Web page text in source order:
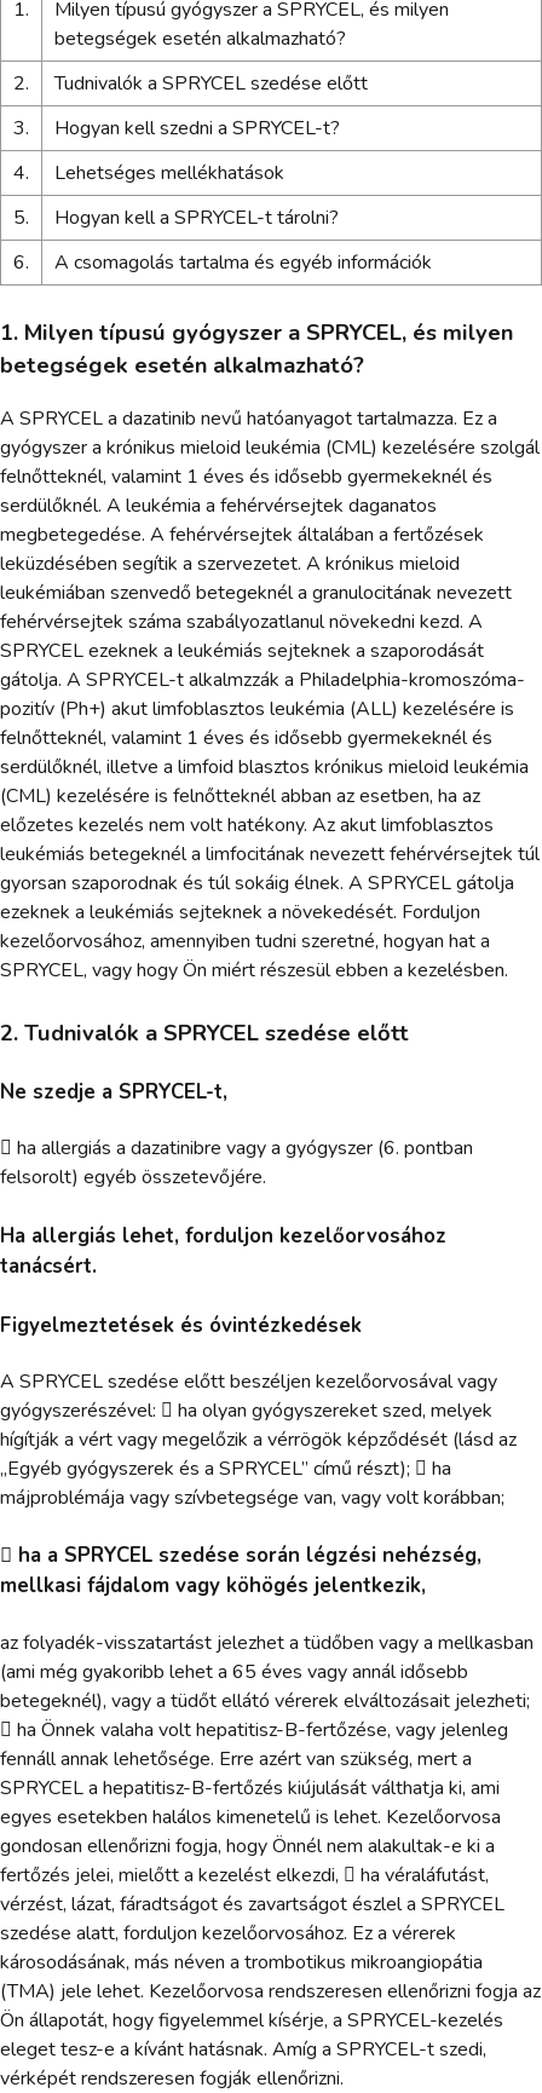
1.
Milyen típusú gyógyszer a SPRYCEL, és milyen
betegségek esetén alkalmazható?
2.
Tudnivalók a SPRYCEL szedése előtt
3.
Hogyan kell szedni a SPRYCEL-t?
4.
Lehetséges mellékhatások
5.
Hogyan kell a SPRYCEL-t tárolni?
6.
A csomagolás tartalma és egyéb információk
1. Milyen típusú gyógyszer a SPRYCEL, és milyen
betegségek esetén alkalmazható?
A SPRYCEL a dazatinib nevű hatóanyagot tartalmazza. Ez a
gyógyszer a krónikus mieloid leukémia (CML) kezelésére szolgál
felnőtteknél, valamint 1 éves és idősebb gyermekeknél és
serdülőknél. A leukémia a fehérvérsejtek daganatos
megbetegedése. A fehérvérsejtek általában a fertőzések
leküzdésében segítik a szervezetet. A krónikus mieloid
leukémiában szenvedő betegeknél a granulocitának nevezett
fehérvérsejtek száma szabályozatlanul növekedni kezd. A
SPRYCEL ezeknek a leukémiás sejteknek a szaporodását
gátolja. A SPRYCEL-t alkalmzzák a Philadelphia-kromoszóma-
pozitív (Ph+) akut limfoblasztos leukémia (ALL) kezelésére is
felnőtteknél, valamint 1 éves és idősebb gyermekeknél és
serdülőknél, illetve a limfoid blasztos krónikus mieloid leukémia
(CML) kezelésére is felnőtteknél abban az esetben, ha az
előzetes kezelés nem volt hatékony. Az akut limfoblasztos
leukémiás betegeknél a limfocitának nevezett fehérvérsejtek túl
gyorsan szaporodnak és túl sokáig élnek. A SPRYCEL gátolja
ezeknek a leukémiás sejteknek a növekedését. Forduljon
kezelőorvosához, amennyiben tudni szeretné, hogyan hat a
SPRYCEL, vagy hogy Ön miért részesül ebben a kezelésben.
2. Tudnivalók a SPRYCEL szedése előtt
Ne szedje a SPRYCEL-t,
 ha allergiás a dazatinibre vagy a gyógyszer (6. pontban
felsorolt) egyéb összetevőjére.
Ha allergiás lehet, forduljon kezelőorvosához
tanácsért.
Figyelmeztetések és óvintézkedések
A SPRYCEL szedése előtt beszéljen kezelőorvosával vagy
gyógyszerészével:  ha olyan gyógyszereket szed, melyek
hígítják a vért vagy megelőzik a vérrögök képződését (lásd az
„Egyéb gyógyszerek és a SPRYCEL” című részt);  ha
májproblémája vagy szívbetegsége van, vagy volt korábban;
 ha a SPRYCEL szedése során légzési nehézség,
mellkasi fájdalom vagy köhögés jelentkezik,
az folyadék-visszatartást jelezhet a tüdőben vagy a mellkasban
(ami még gyakoribb lehet a 65 éves vagy annál idősebb
betegeknél), vagy a tüdőt ellátó vérerek elváltozásait jelezheti;
 ha Önnek valaha volt hepatitisz-B-fertőzése, vagy jelenleg
fennáll annak lehetősége. Erre azért van szükség, mert a
SPRYCEL a hepatitisz-B-fertőzés kiújulását válthatja ki, ami
egyes esetekben halálos kimenetelű is lehet. Kezelőorvosa
gondosan ellenőrizni fogja, hogy Önnél nem alakultak-e ki a
fertőzés jelei, mielőtt a kezelést elkezdi,  ha véraláfutást,
vérzést, lázat, fáradtságot és zavartságot észlel a SPRYCEL
szedése alatt, forduljon kezelőorvosához. Ez a vérerek
károsodásának, más néven a trombotikus mikroangiopátia
(TMA) jele lehet. Kezelőorvosa rendszeresen ellenőrizni fogja az
Ön állapotát, hogy figyelemmel kísérje, a SPRYCEL-kezelés
eleget tesz-e a kívánt hatásnak. Amíg a SPRYCEL-t szedi,
vérképét rendszeresen fogják ellenőrizni.